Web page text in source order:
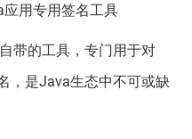
用专用签名工具
带的工具，专门用于对
，是Java生态中不可或缺